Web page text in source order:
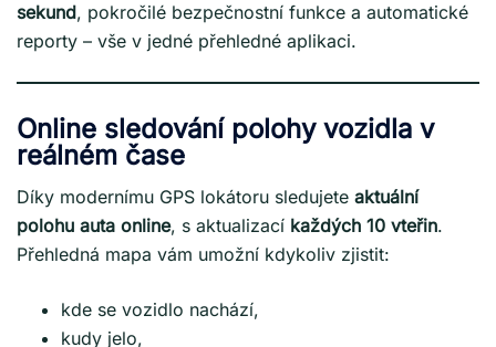
sekund, pokročilé bezpečnostní funkce a automatické
reporty – vše v jedné přehledné aplikaci.
Online sledování polohy vozidla v
reálném čase
Díky modernímu GPS lokátoru sledujete aktuální
polohu auta online, s aktualizací každých 10 vteřin.
Přehledná mapa vám umožní kdykoliv zjistit:
kde se vozidlo nachází,
kudy jelo,